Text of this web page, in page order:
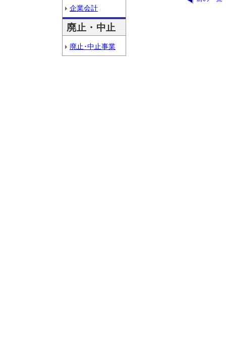
企業会計
廃止・中止
廃止･中止事業